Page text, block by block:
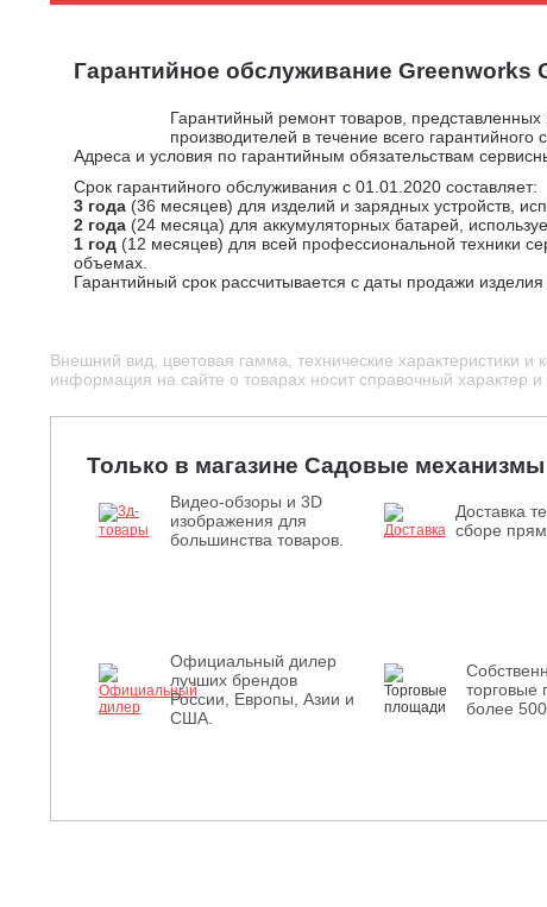
Гарантийное обслуживание Greenworks
Гарантийный ремонт товаров,
производителей в течение всего гарантийного
Адреса и условия по гарантийным обязательствам
Срок гарантийного обслуживания с 01.01.2020 составляет:
3 года (36 месяцев) для изделий и зарядных устройств,
2 года (24 месяца) для аккумуляторных батарей,
1 год (12 месяцев) для всей профессиональной техники
объемах.
Гарантийный срок рассчитывается с даты продажи изделия
Внешний вид, цветовая гамма, технические характеристики
информация на сайте о товарах носит справочный характер
Только в магазине Садовые механизмы
Видео-обзоры и 3D
изображения для
большинства товаров.
Доставка
сборе
Официальный дилер
лучших брендов
России, Европы, Азии и
США.
торговые
более